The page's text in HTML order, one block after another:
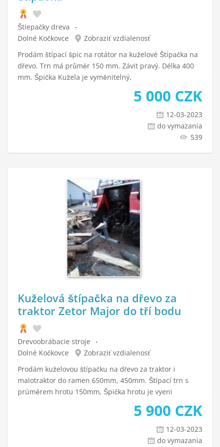
Štiepačky dreva
Dolné Kočkovce
Zobraziť vzdialenosť
Prodám štípací špic na rotátor na kuželové Štípačka na
dřevo. Trn má průměr 150 mm. Závit pravý. Délka 400
mm. Špička Kužela je vyměnitelný,
5 000 CZK
12-03-2023
do vymazania
539
Kuželová štípačka na dřevo za
traktor Zetor Major do tří bodu
Drevoobrábacie stroje
Dolné Kočkovce
Zobraziť vzdialenosť
Prodám kuželovou štípačku na dřevo za traktor i
malotraktor do ramen 650mm, 450mm. Štípací trn s
prúměrem hrotu 150mm, Špička hrotu je vyeni
5 900 CZK
12-03-2023
do vymazania